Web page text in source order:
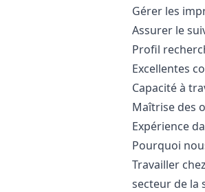
Gérer les
Assurer le
Profil
Excellentes
Capacité à
Maîtrise des
Expérience
Pourquoi
Travailler
secteur de la